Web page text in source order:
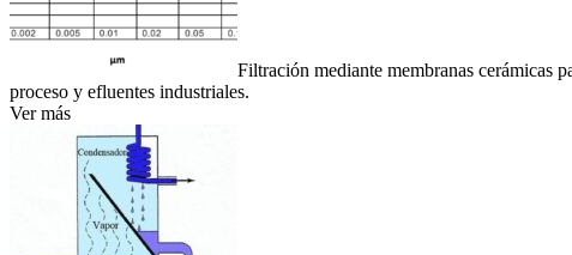
Filtración mediante membranas cerámicas
proceso y efluentes industriales.
Ver más